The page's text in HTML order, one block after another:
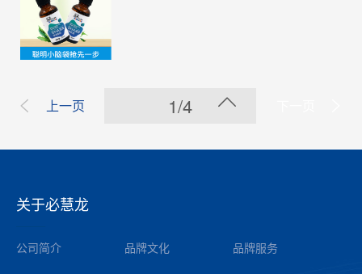
上一页 1/4
关于必慧龙
公司简介
品牌文化 品牌服务